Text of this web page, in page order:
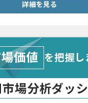
詳細を見る
価値 を把握
場分析ダッ